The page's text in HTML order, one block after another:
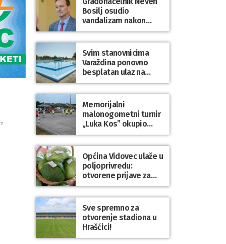
Bosilj osudio
vandalizam nakon
utakmice NK Varaždin
– HNK Hajduk Split
Svim stanovnicima
Varaždina ponovno
besplatan ulaz na
Gradske bazene i
Gradsko kupalište na
Dravi
Memorijalni
malonogometni turnir
„Luka Kos” okupio
brojne ekipe i
posjetitelje u Sudovcu
Općina Vidovec ulaže u
poljoprivredu:
otvorene prijave za
općinske potpore
Sve spremno za
otvorenje stadiona u
Hrašćici!